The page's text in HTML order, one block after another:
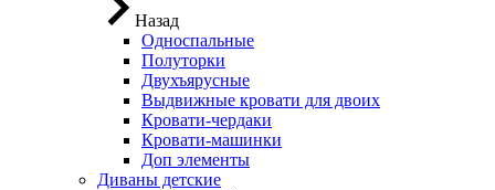
Назад
Односпальные
Полуторки
Двухъярусные
Выдвижные кровати для двоих
Кровати-чердаки
Кровати-машинки
Доп элементы
Диваны детские